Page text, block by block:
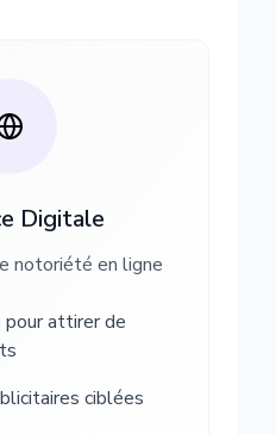
Digitale
notoriété en ligne
attirer de
ciblées